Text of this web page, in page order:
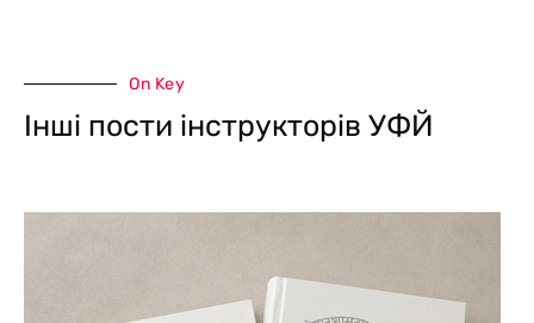
On Key
Інші пости інструкторів УФЙ